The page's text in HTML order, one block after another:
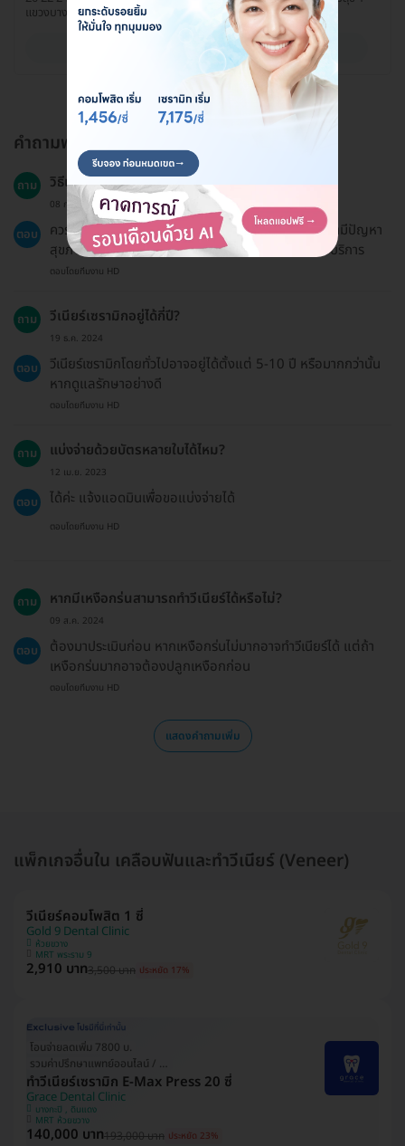
แขวงบางนาเหนือ เขตบางนา กรุงเทพมหานคร 10260
ดูรายละเอียด
คำถามพบบ่อย
ถาม วิธีเตรียมตัวก่อนทำวีเนียร์เซรามิกคืออะไร?
08 ก.พ. 2024
ตอบ
ควรตรวจสุขภาพฟันกับทันตแพทย์ก่อนเพื่อตรวจสอบว่ามีปัญหา
สุขภาพฟันหรือไม่ และควรนัดหมายล่วงหน้าก่อนเข้ารับบริการ
ตอบโดยทีมงาน HD
ถาม วีเนียร์เซรามิกอยู่ได้กี่ปี?
19 ธ.ค. 2024
ตอบ
วีเนียร์เซรามิกโดยทั่วไปอาจอยู่ได้ตั้งแต่ 5-10 ปี หรือมากกว่านั้น
หากดูแลรักษาอย่างดี
ตอบโดยทีมงาน HD
ถาม แบ่งจ่ายด้วยบัตรหลายใบได้ไหม?
12 เม.ย. 2023
ตอบ ได้ค่ะ แจ้งแอดมินเพื่อขอแบ่งจ่ายได้
ตอบโดยทีมงาน HD
ถาม หากมีเหงือกร่นสามารถทำวีเนียร์ได้หรือไม่?
09 ส.ค. 2024
ตอบ
ต้องมาประเมินก่อน หากเหงือกร่นไม่มากอาจทำวีเนียร์ได้ แต่ถ้า
เหงือกร่นมากอาจต้องปลูกเหงือกก่อน
ตอบโดยทีมงาน HD
แสดงคำถามเพิ่ม
แพ็กเกจอื่นใน เคลือบฟันและทำวีเนียร์ (Veneer)
วีเนียร์คอมโพสิต 1 ซี่
Gold 9 Dental Clinic
ห้วยขวาง
MRT พระราม 9
2,910 บาท3,500 บาท ประหยัด 17%
โอนจ่ายลดเพิ่ม 7800 บ.
รวมค่าปรึกษาแพทย์ออนไลน์ / ที่คลินิก
ทำวีเนียร์เซรามิก E-Max Press 20 ซี่
Grace Dental Clinic
บางกะปิ , ดินแดง
MRT ห้วยขวาง
140,000 บาท193,000 บาท ประหยัด 23%